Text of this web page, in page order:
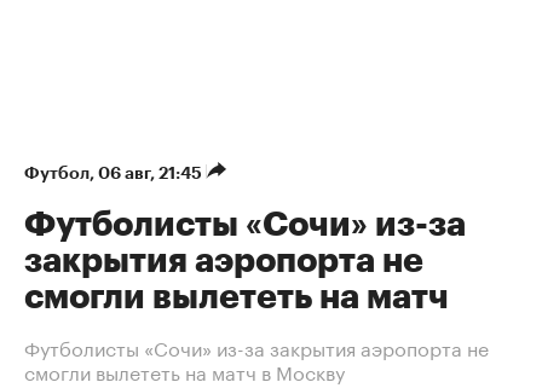
Футбол⁠, 06 авг, 21:45
Футболисты «Сочи» из-за
закрытия аэропорта не
смогли вылететь на матч
Футболисты «Сочи» из-за закрытия аэропорта не
смогли вылететь на матч в Москву